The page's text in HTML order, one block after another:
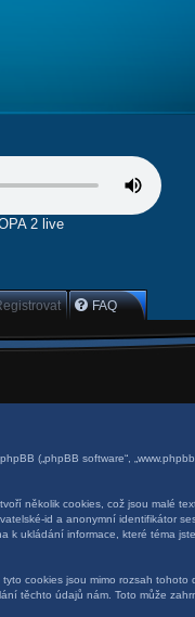
2 live
FAQ
(„phpBB software“,
několik cookies, což jsou malé
id a anonymní identifikátor
k ukládání informace, které téma
cookies jsou mimo rozsah
těchto údajů nám. Toto může